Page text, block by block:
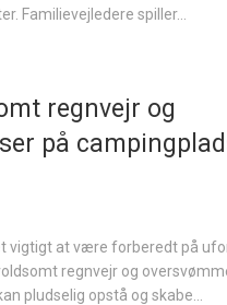
Familievejledere spiller...
regnvejr og
på
vigtigt at være forberedt på
regnvejr og
pludselig opstå og skabe...